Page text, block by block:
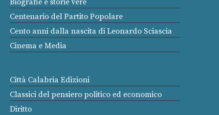
Biografie e storie vere
Centenario del Partito Popolare
Cento anni dalla nascita di Leonardo Sciascia
Cinema e Media
Città Calabria Edizioni
Classici del pensiero politico ed economico
Diritto